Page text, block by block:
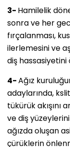
3- Hamilelik
sonra ve her
fırçalanması,
ilerlemesini ve
diş
4-Ağız
adaylarında,
tükürük akışını
ve diş
ağızda oluşan
çürüklerin